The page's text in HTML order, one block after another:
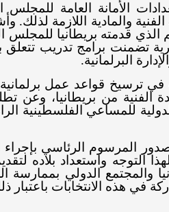
الأمانة العامة
والمادية اللازمة لذلك.
الذي قدمته بريطانيا
برامج تدريب تتعلق
البرلمانية.
قواعد عمل برلمانية
الفنية من بريطانيا،
للمساعي الفلسطينية
الرئاسي بإجراء
التوجه واستعداد بلاده
والمجتمع الدولي بممارسة
في هذه الانتخابات